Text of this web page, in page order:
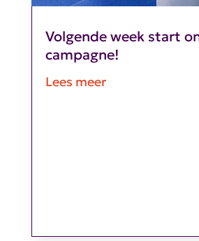
Volgende week start
campagne!
Lees meer